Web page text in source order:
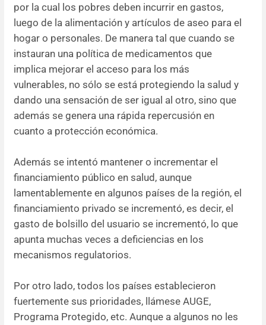
por la cual los pobres deben incurrir en gastos,
luego de la alimentación y artículos de aseo para el
hogar o personales. De manera tal que cuando se
instauran una política de medicamentos que
implica mejorar el acceso para los más
vulnerables, no sólo se está protegiendo la salud y
dando una sensación de ser igual al otro, sino que
además se genera una rápida repercusión en
cuanto a protección económica.
Además se intentó mantener o incrementar el
financiamiento público en salud, aunque
lamentablemente en algunos países de la región, el
financiamiento privado se incrementó, es decir, el
gasto de bolsillo del usuario se incrementó, lo que
apunta muchas veces a deficiencias en los
mecanismos regulatorios.
Por otro lado, todos los países establecieron
fuertemente sus prioridades, llámese AUGE,
Programa Protegido, etc. Aunque a algunos no les